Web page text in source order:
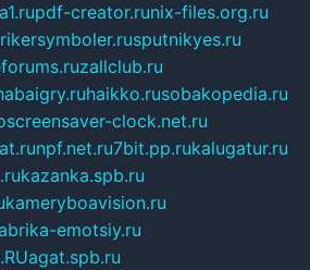
pdf-creator.runix-files.org.ru
sputnikyes.ru
zallclub.ru
haikko.rusobakopedia.ru
screensaver-clock.net.ru
npf.net.ru7bit.pp.rukalugatur.ru
kazanka.spb.ru
kameryboavision.ru
emotsiy.ru
agat.spb.ru